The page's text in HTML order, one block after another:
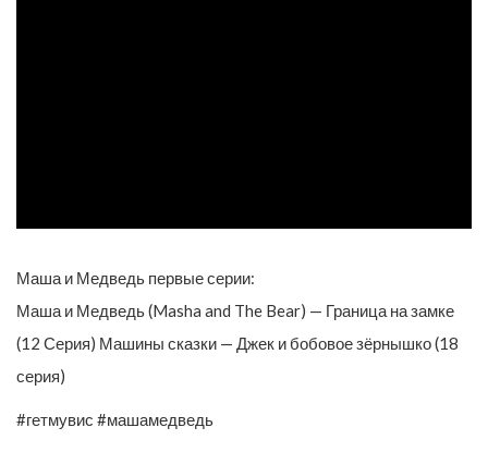
Маша и Медведь первые серии:
Маша и Медведь (Masha and The Bear) — Граница на замке
(12 Серия) Машины сказки — Джек и бобовое зёрнышко (18
серия)
#гетмувис #машамедведь